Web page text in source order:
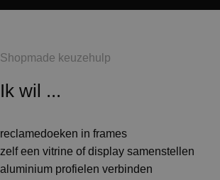
Shopmade keuzehulp
Ik wil ...
reclamedoeken in frames
zelf een vitrine of display samenstellen
aluminium profielen verbinden